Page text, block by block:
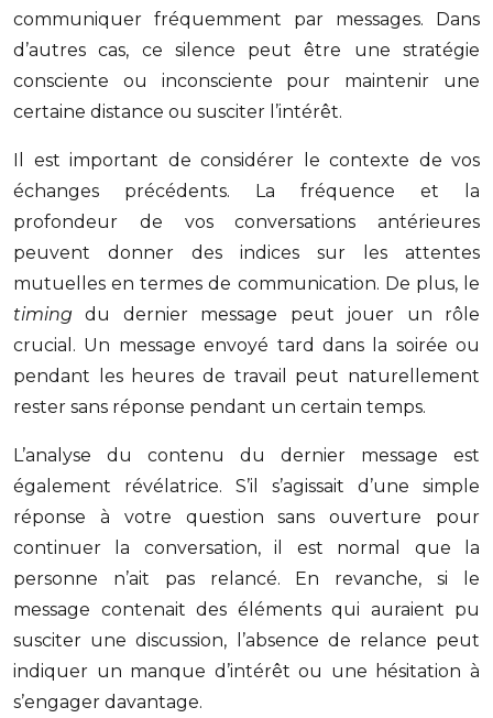
communiquer fréquemment par messages. Dans
d’autres cas, ce silence peut être une stratégie
consciente ou inconsciente pour maintenir une
certaine distance ou susciter l’intérêt.
Il est important de considérer le contexte de vos
échanges précédents. La fréquence et la
profondeur de vos conversations antérieures
peuvent donner des indices sur les attentes
mutuelles en termes de communication. De plus, le
timing du dernier message peut jouer un rôle
crucial. Un message envoyé tard dans la soirée ou
pendant les heures de travail peut naturellement
rester sans réponse pendant un certain temps.
L’analyse du contenu du dernier message est
également révélatrice. S’il s’agissait d’une simple
réponse à votre question sans ouverture pour
continuer la conversation, il est normal que la
personne n’ait pas relancé. En revanche, si le
message contenait des éléments qui auraient pu
susciter une discussion, l’absence de relance peut
indiquer un manque d’intérêt ou une hésitation à
s’engager davantage.